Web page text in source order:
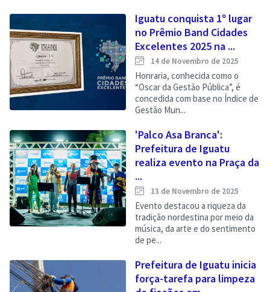
Iguatu conquista 1º lugar
no Prêmio Band Cidades
Excelentes 2025 na ...
14 de Novembro de 2025
Honraria, conhecida como o
“Oscar da Gestão Pública”, é
concedida com base no Índice de
Gestão Mun...
'Palco Asa Branca':
Prefeitura de Iguatu
realiza evento na Praça da
...
13 de Novembro de 2025
Evento destacou a riqueza da
tradição nordestina por meio da
música, da arte e do sentimento
de pe...
Prefeitura de Iguatu inicia
força-tarefa para limpeza